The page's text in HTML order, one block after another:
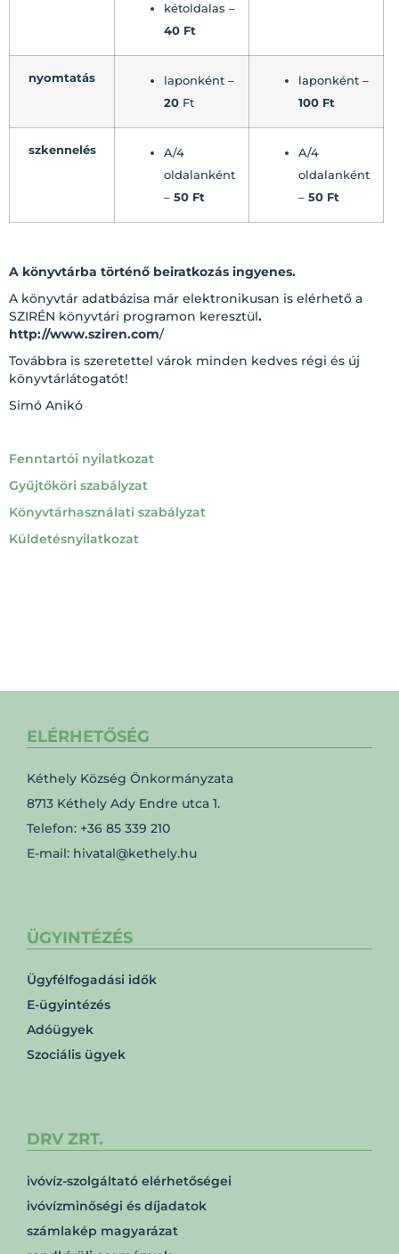
kétoldalas –
40 Ft
nyomtatás
laponként –
20 Ft
laponként –
100 Ft
szkennelés
A/4
oldalanként
– 50 Ft
A/4
oldalanként
– 50 Ft
A könyvtárba történő beiratkozás ingyenes.
A könyvtár adatbázisa már elektronikusan is elérhető a
SZIRÉN könyvtári programon keresztül.
http://www.sziren.com/
Továbbra is szeretettel várok minden kedves régi és új
könyvtárlátogatót!
Simó Anikó
Fenntartói nyilatkozat
Gyűjtőköri szabályzat
Könyvtárhasználati szabályzat
Küldetésnyilatkozat
ELÉRHETŐSÉG
Kéthely Község Önkormányzata
8713 Kéthely Ady Endre utca 1.
Telefon: +36 85 339 210
E-mail: hivatal@kethely.hu
ÜGYINTÉZÉS
Ügyfélfogadási idők
E-ügyintézés
Adóügyek
Szociális ügyek
DRV ZRT.
ivóvíz-szolgáltató elérhetőségei
ivóvízminőségi és díjadatok
számlakép magyarázat